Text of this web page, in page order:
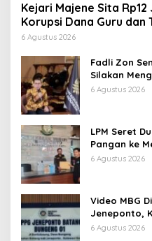
Kejari Majene Sita
Korupsi Dana Guru dan
6 Agustus 2026
Fadli Zon
Silakan
Bayangan
6 Agustus 2026
LPM Seret
Pangan ke
Didesak
6 Agustus 2026
Video MBG
Jeneponto,
Suara
6 Agustus 2026